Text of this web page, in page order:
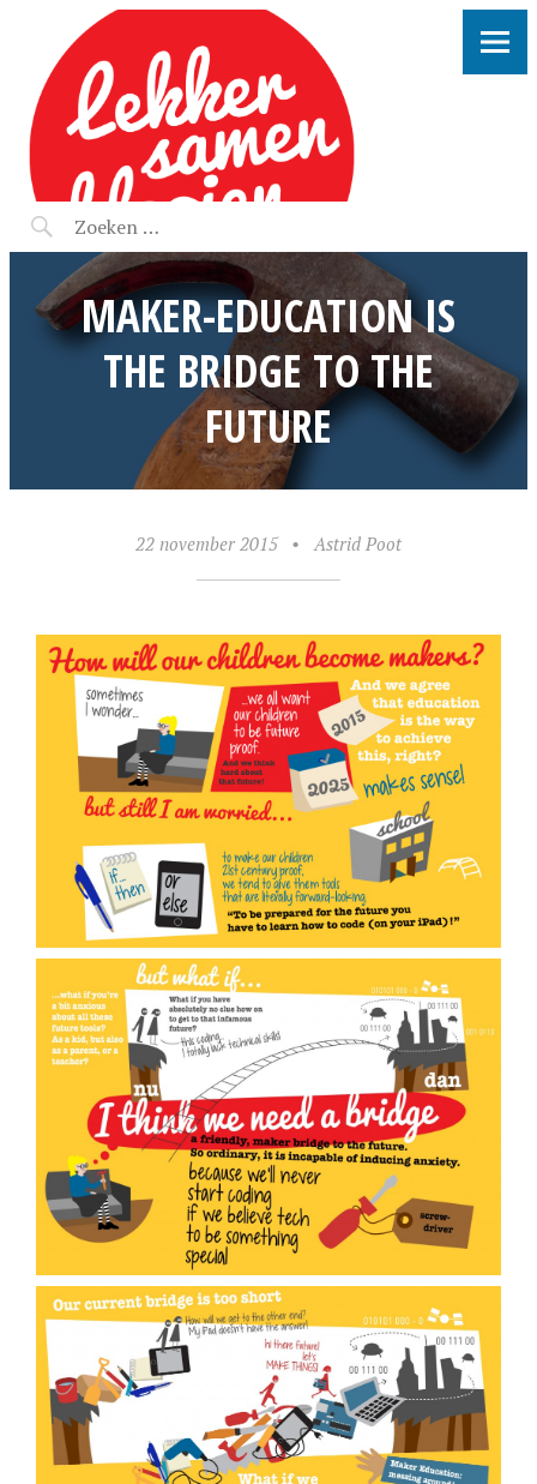
LEKKER SAMEN KLOOIEN
MAKER-EDUCATION IS
THE BRIDGE TO THE
FUTURE
22 november 2015 • Astrid Poot